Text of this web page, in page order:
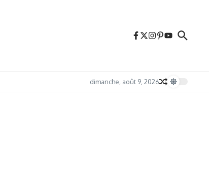
dimanche, août 9, 2026